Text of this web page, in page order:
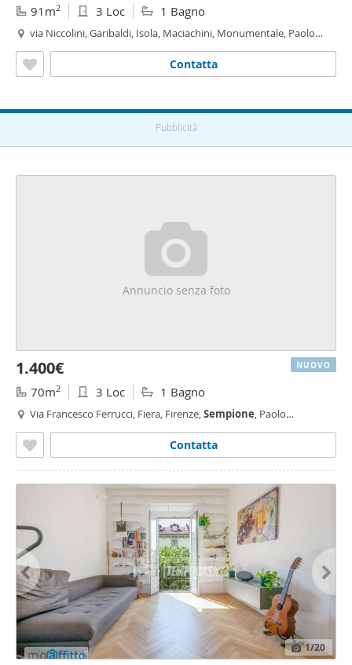
91m2 3 Loc 1 Bagno
via Niccolini, Garibaldi, Isola, Maciachini, Monumentale, Paolo
Contatta
Pubblicità
Annuncio senza foto
1.400€
70m2 3 Loc 1 Bagno
Via Francesco Ferrucci, Fiera, Firenze,Sempione, Paolo
Contatta
NUOVO
1/20